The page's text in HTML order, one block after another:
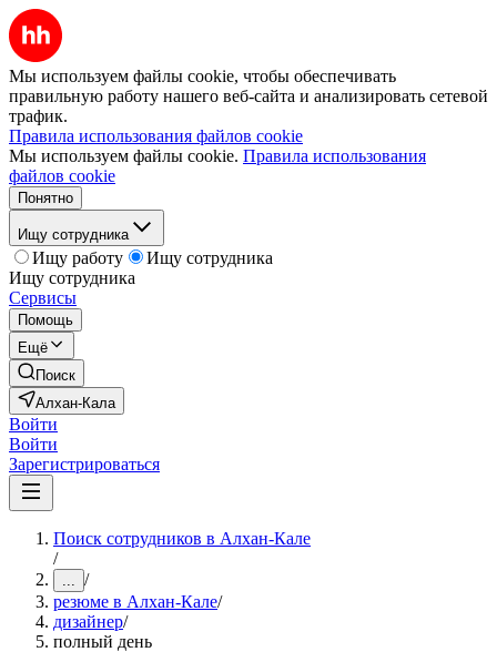
Мы используем файлы cookie, чтобы обеспечивать
правильную работу нашего веб-сайта и анализировать сетевой
трафик.
Правила использования файлов cookie
Мы используем файлы cookie. Правила использования
файлов cookie
Понятно
Ищу сотрудника
Ищу работу
Ищу сотрудника
Ищу сотрудника
Сервисы
Помощь
Ещё
Поиск
Алхан-Кала
Войти
Войти
Зарегистрироваться
Поиск сотрудников в Алхан-Кале
/
... /
резюме в Алхан-Кале/
дизайнер/
полный день